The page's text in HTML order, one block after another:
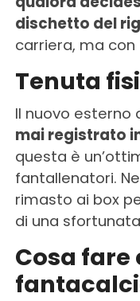
dischetto del
carriera, ma con
Tenuta
Il nuovo esterno
mai registrato
questa è
fantallenatori.
rimasto ai box
di una
Cosa fare